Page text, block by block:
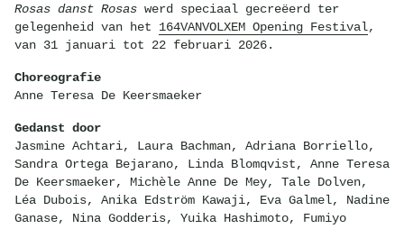
Rosas danst Rosaswerd speciaal gecreëerd ter
gelegenheid van het 164VANVOLXEM Opening Festival,
van 31 januari tot 22 februari 2026.
Choreografie
Anne Teresa De Keersmaeker
Gedanst door
Jasmine Achtari, Laura Bachman, Adriana Borriello,
Sandra Ortega Bejarano, Linda Blomqvist, Anne Teresa
De Keersmaeker, Michèle Anne De Mey, Tale Dolven,
Léa Dubois, Anika Edström Kawaji, Eva Galmel, Nadine
Ganase, Nina Godderis, Yuika Hashimoto, Fumiyo